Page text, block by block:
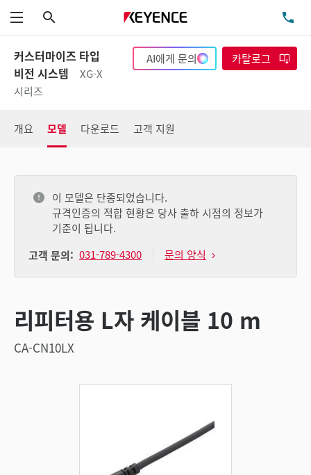
메뉴
커스터마이즈 타입
비전 시스템
XG-X
시리즈
AI에게 문의 카탈로그
개요 모델 다운로드 고객 지원
이 모델은 단종되었습니다.
규격인증의 적합 현황은 당사 출하 시점의 정보가
기준이 됩니다.
고객 문의: 031-789-4300 문의 양식
리피터용 L자 케이블 10 m
CA-CN10LX